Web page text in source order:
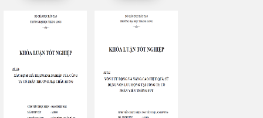
hội nhập kinh tế
khoán Việt Nam